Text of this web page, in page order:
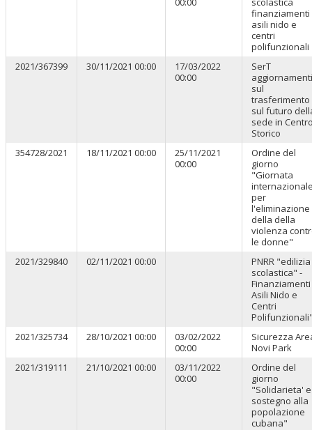
finanziamenti
asili nido e
centri
polifunzionali
2021/367399
30/11/2021 00:00
17/03/2022
00:00
SerT
aggiornamenti
sul
trasferimento
sul futuro
sede in
Storico
354728/2021
18/11/2021 00:00
25/11/2021
00:00
Ordine del
giorno
"Giornata
per
l'eliminazione
della della
violenza
le donne"
2021/329840
02/11/2021 00:00
PNRR "edilizia
scolastica" -
Finanziamenti
Asili Nido e
Centri
2021/325734
28/10/2021 00:00
03/02/2022
00:00
Sicurezza
Novi Park
2021/319111
21/10/2021 00:00
03/11/2022
00:00
Ordine del
giorno
"Solidarieta' e
sostegno alla
popolazione
cubana"